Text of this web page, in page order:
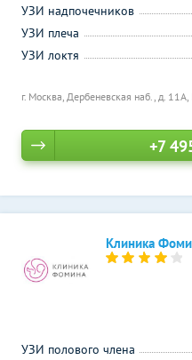
г. Москва, Дербеневская наб., д. 11А,
УЗИ надпочечников
УЗИ плеча
УЗИ локтя
+7
Клиника
УЗИ полового члена